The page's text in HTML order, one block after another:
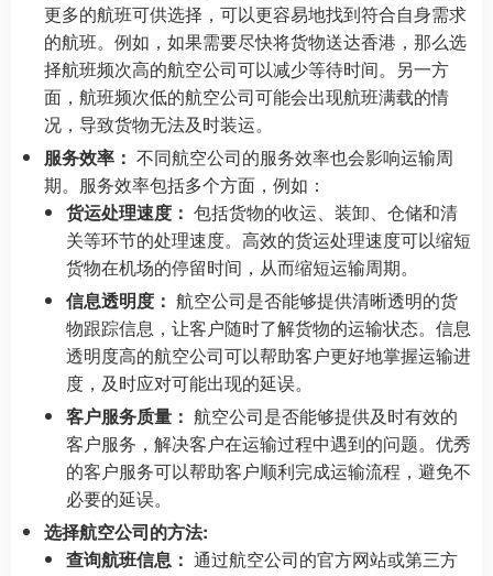
更多的航班可供选择，可以更容易地找到符合自身需求
的航班。例如，如果需要尽快将货物送达香港，那么选
择航班频次高的航空公司可以减少等待时间。另一方
面，航班频次低的航空公司可能会出现航班满载的情
况，导致货物无法及时装运。
服务效率： 不同航空公司的服务效率也会影响运输周
期。服务效率包括多个方面，例如：
货运处理速度： 包括货物的收运、装卸、仓储和清
关等环节的处理速度。高效的货运处理速度可以缩短
货物在机场的停留时间，从而缩短运输周期。
信息透明度： 航空公司是否能够提供清晰透明的货
物跟踪信息，让客户随时了解货物的运输状态。信息
透明度高的航空公司可以帮助客户更好地掌握运输进
度，及时应对可能出现的延误。
客户服务质量： 航空公司是否能够提供及时有效的
客户服务，解决客户在运输过程中遇到的问题。优秀
的客户服务可以帮助客户顺利完成运输流程，避免不
必要的延误。
选择航空公司的方法:
查询航班信息： 通过航空公司的官方网站或第三方